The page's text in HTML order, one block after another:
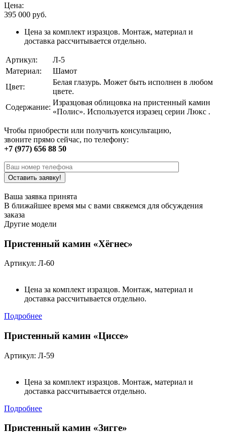
Цена:
395 000 руб.
Цена за комплект изразцов. Монтаж, материал и
доставка рассчитывается отдельно.
Артикул:
Л-5
Материал:
Шамот
Цвет:
Белая глазурь. Может быть исполнен в любом
цвете.
Содержание:
Изразцовая облицовка на пристенный камин
«Полис». Используется изразец серии Люкс .
Чтобы приобрести или получить консультацию,
звоните прямо сейчас, по телефону:
+7 (977) 656 88 50
Ваша заявка принята
В ближайшее время мы с вами свяжемся для обсуждения
заказа
Другие модели
Пристенный камин «Хёгнес»
Артикул: Л-60
Цена за комплект изразцов. Монтаж, материал и
доставка рассчитывается отдельно.
Подробнее
Пристенный камин «Циссе»
Артикул: Л-59
Цена за комплект изразцов. Монтаж, материал и
доставка рассчитывается отдельно.
Подробнее
Пристенный камин «Зигге»